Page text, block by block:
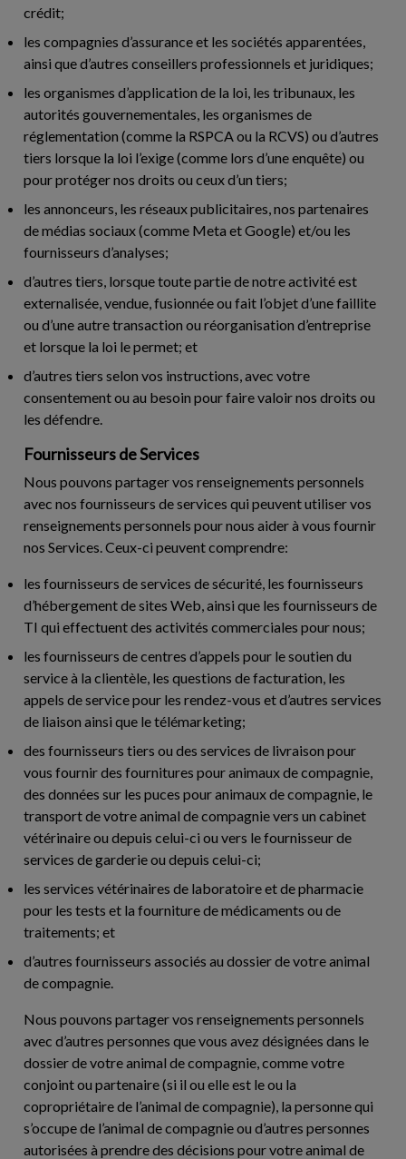
crédit;
les compagnies d’assurance et les sociétés apparentées,
ainsi que d’autres conseillers professionnels et juridiques;
les organismes d’application de la loi, les tribunaux, les
autorités gouvernementales, les organismes de
réglementation (comme la RSPCA ou la RCVS) ou d’autres
tiers lorsque la loi l’exige (comme lors d’une enquête) ou
pour protéger nos droits ou ceux d’un tiers;
les annonceurs, les réseaux publicitaires, nos partenaires
de médias sociaux (comme Meta et Google) et/ou les
fournisseurs d’analyses;
d’autres tiers, lorsque toute partie de notre activité est
externalisée, vendue, fusionnée ou fait l’objet d’une faillite
ou d’une autre transaction ou réorganisation d’entreprise
et lorsque la loi le permet; et
d’autres tiers selon vos instructions, avec votre
consentement ou au besoin pour faire valoir nos droits ou
les défendre.
Fournisseurs de Services
Nous pouvons partager vos renseignements personnels
avec nos fournisseurs de services qui peuvent utiliser vos
renseignements personnels pour nous aider à vous fournir
nos Services. Ceux-ci peuvent comprendre:
les fournisseurs de services de sécurité, les fournisseurs
d’hébergement de sites Web, ainsi que les fournisseurs de
TI qui effectuent des activités commerciales pour nous;
les fournisseurs de centres d’appels pour le soutien du
service à la clientèle, les questions de facturation, les
appels de service pour les rendez-vous et d’autres services
de liaison ainsi que le télémarketing;
des fournisseurs tiers ou des services de livraison pour
vous fournir des fournitures pour animaux de compagnie,
des données sur les puces pour animaux de compagnie, le
transport de votre animal de compagnie vers un cabinet
vétérinaire ou depuis celui-ci ou vers le fournisseur de
services de garderie ou depuis celui-ci;
les services vétérinaires de laboratoire et de pharmacie
pour les tests et la fourniture de médicaments ou de
traitements; et
d’autres fournisseurs associés au dossier de votre animal
de compagnie.
Nous pouvons partager vos renseignements personnels
avec d’autres personnes que vous avez désignées dans le
dossier de votre animal de compagnie, comme votre
conjoint ou partenaire (si il ou elle est le ou la
copropriétaire de l’animal de compagnie), la personne qui
s’occupe de l’animal de compagnie ou d’autres personnes
autorisées à prendre des décisions pour votre animal de